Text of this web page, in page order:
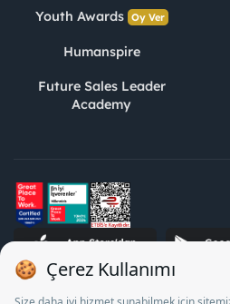
Youth Awards Oy Ver
Humanspire
Future Sales Leader
Academy